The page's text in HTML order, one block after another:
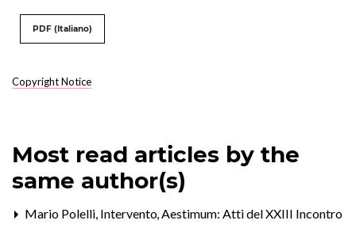
Copyright Notice
PDF (Italiano)
Most read articles by the
same author(s)
Mario Polelli, Intervento,Aestimum: Atti del XXIII Incontro